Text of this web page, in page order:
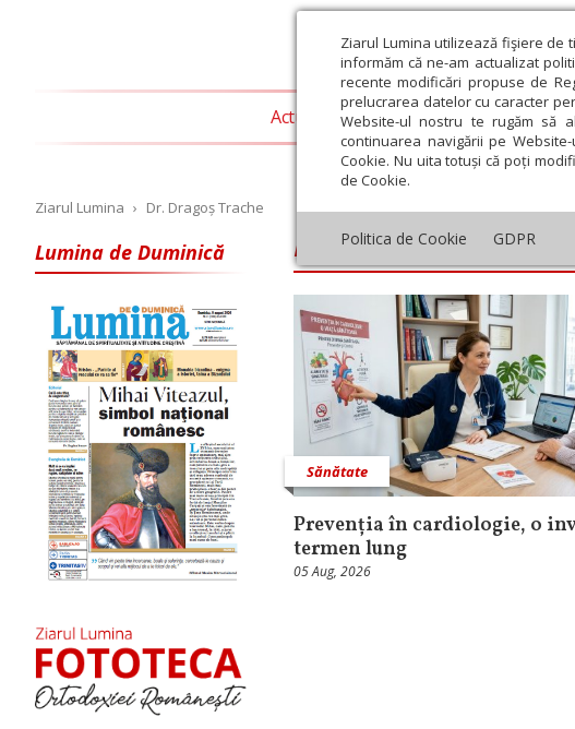
Ziarul Lumina utilizează fişiere de
informăm că ne-am actualizat
recente modificări propuse de
prelucrarea datelor cu caracter
Website-ul nostru te rugăm să
continuarea navigării pe
Cookie. Nu uita totuși că poți
de Cookie.
Politica de Cookie GDPR
Actualitate religioasă Teologie și
Ziarul Lumina › Dr. Dragoș Trache
Lumina de Duminică Dr. Dragoș Trache
Sănătate
Prevenția în cardiologie, o
termen lung
05 Aug, 2026
August Septembrie Octombrie Noiembrie Decembrie